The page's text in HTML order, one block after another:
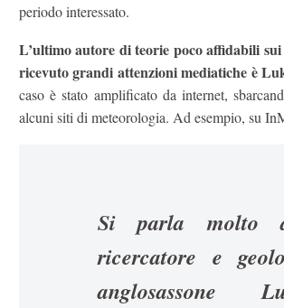
periodo interessato.
L’ultimo autore di teorie poco affidabili
ricevuto grandi attenzioni mediatiche è
caso è stato amplificato da internet,
alcuni siti di meteorologia. Ad esempio, su
Si parla molto
ricercatore e
anglosassone